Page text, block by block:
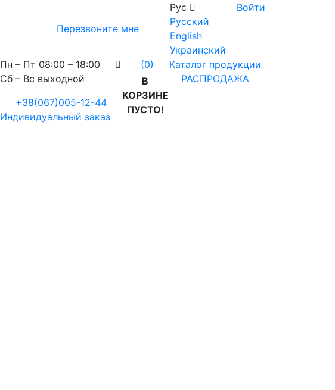
Перезвоните мне
Рус
Русский
English
Украинский
Войти
Пн – Пт 08:00 – 18:00
Сб – Вс выходной
+38(067)005-12-44
Индивидуальный заказ
(0)
В
КОРЗИНЕ
ПУСТО!
Каталог продукции
РАСПРОДАЖА